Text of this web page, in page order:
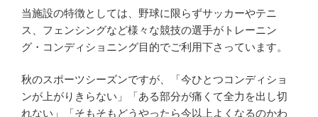
当施設の特徴としては、野球に限らずサッカーやテニ
ス、フェンシングなど様々な競技の選手がトレーニン
グ・コンディショニング目的でご利用下さっています。
秋のスポーツシーズンですが、「今ひとつコンディショ
ンが上がりきらない」「ある部分が痛くて全力を出し切
れない」「そもそもどうやったら今以上よくなるのかわ